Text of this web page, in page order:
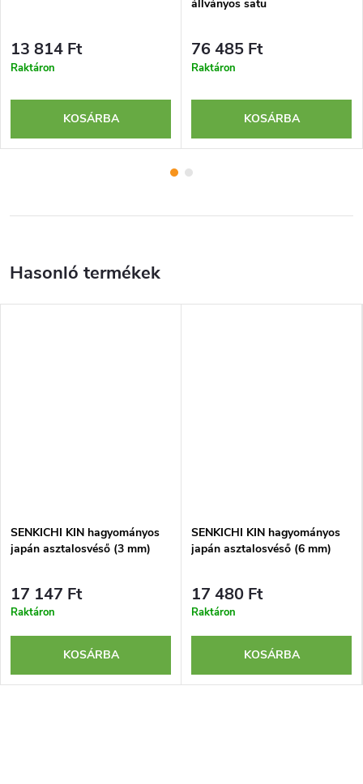
13 814 Ft
Raktáron
KOSÁRBA
állványos satu
76 485 Ft
Raktáron
KOSÁRBA
SENKICHI KIN hagyományos
japán asztalosvéső (3 mm)
17 147 Ft
Raktáron
KOSÁRBA
SENKICHI KIN hagyományos
japán asztalosvéső (6 mm)
17 480 Ft
Raktáron
KOSÁRBA